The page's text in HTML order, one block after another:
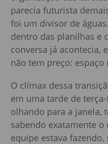
parecia futurista
foi um divisor de
dentro das planilhas e
conversa já acontecia,
não tem preço: espaço
O clímax dessa
em uma tarde de
olhando para a janela,
sabendo exatamente
equipe estava